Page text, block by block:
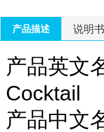
产品描述 说明书
产品英文
Cocktail
产品中文